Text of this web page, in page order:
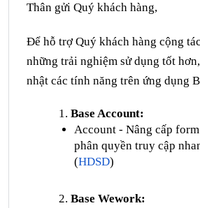
Thân gửi Quý khách hàng,
Để hỗ trợ Quý khách hàng cộng
những trải nghiệm sử dụng tốt
nhật các tính năng trên ứng dụng
Base Account:
Account - Nâng cấp
phân quyền truy cập
(HDSD)
Base Wework: